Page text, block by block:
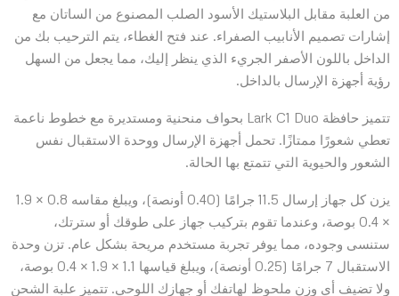
من العلبة مقابل البلاستيك الأسود الصلب المصنوع من الساتان مع
إشارات تصميم الأنابيب الصفراء. عند فتح الغطاء، يتم الترحيب بك من
الداخل باللون الأصفر الجريء الذي ينظر إليك، مما يجعل من السهل
رؤية أجهزة الإرسال بالداخل.
تتميز حافظة Lark C1 Duo بحواف منحنية ومستديرة مع خطوط ناعمة
تعطي شعورًا ممتازًا. تحمل أجهزة الإرسال ووحدة الاستقبال نفس
الشعور والحيوية التي تتمتع بها الحالة.
يزن كل جهاز إرسال 11.5 جرامًا (0.40 أونصة)، ويبلغ مقاسه 0.8 × 1.9
× 0.4 بوصة، وعندما تقوم بتركيب جهاز على طوقك أو سترتك،
ستنسى وجوده، مما يوفر تجربة مستخدم مريحة بشكل عام. تزن وحدة
الاستقبال 7 جرامًا (0.25 أونصة)، ويبلغ قياسها 1.1 × 1.9 × 0.4 بوصة،
ولا تضيف أي وزن ملحوظ لهاتفك أو جهازك اللوحي. تتميز علبة الشحن